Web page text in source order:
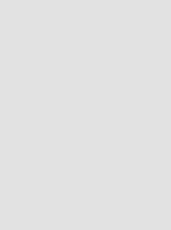
ao cliente está aqui
perguntas. Pergunte-